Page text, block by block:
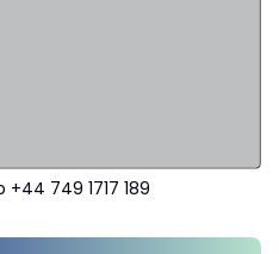
749 1717 189